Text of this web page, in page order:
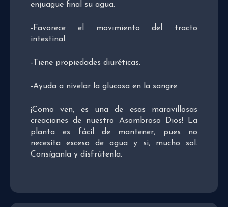
enjuague final su agua.
-Favorece el movimiento del tracto
intestinal.
-Tiene propiedades diuréticas.
-Ayuda a nivelar la glucosa en la sangre.
¡Como ven, es una de esas maravillosas
creaciones de nuestro Asombroso Dios! La
planta es fácil de mantener, pues no
necesita exceso de agua y si, mucho sol.
Consíganla y disfrútenla.